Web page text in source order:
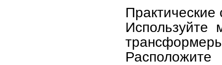
Практические
Используйте